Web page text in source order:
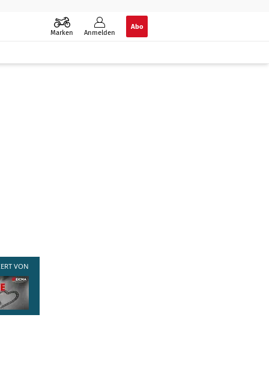
Marken Anmelden
Abo
VON